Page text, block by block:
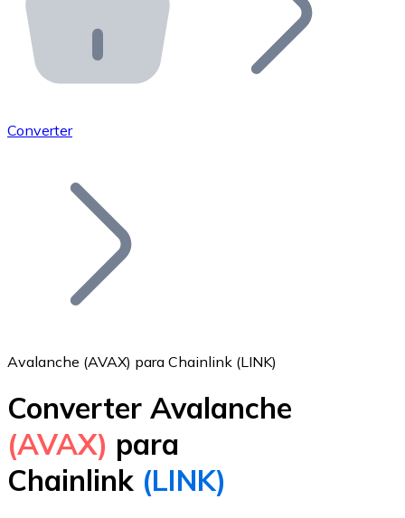
API Bitnovo
Integre nossa API no seu ecossistema.
Junte-se à nossa rede de revendedores e comercialize
Adicione o token do seu projeto ao nosso serviço de
Bitcoin
BTC
Converter
Avalanche (AVAX) para Chainlink (LINK)
Converter Avalanche
(AVAX) para
Chainlink (LINK)